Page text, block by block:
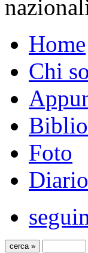
Home
Chi
Foto
Diario